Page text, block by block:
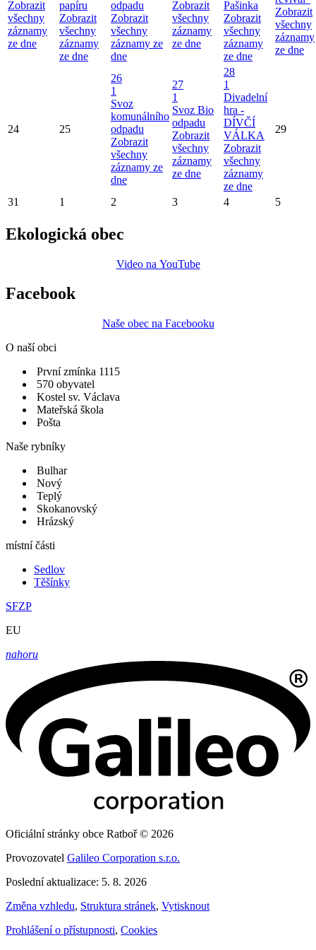
Zobrazit
všechny
záznamy
ze dne
papíru
Zobrazit
všechny
záznamy
ze dne
odpadu
Zobrazit
všechny
záznamy ze
dne
Zobrazit
všechny
záznamy
ze dne
Pašinka
Zobrazit
všechny
záznamy
ze dne
Zobrazit
všechny
záznamy
ze dne
24 25
26
1
Svoz
komunálního
odpadu
Zobrazit
všechny
záznamy ze
dne
27
1
Svoz Bio
odpadu
Zobrazit
všechny
záznamy
ze dne
28
1
Divadelní
hra -
DÍVČÍ
VÁLKA
Zobrazit
všechny
záznamy
ze dne
29
31 1 2 3 4 5
Ekologická obec
Video na YouTube
Facebook
Naše obec na Facebooku
O naší obci
První zmínka 1115
570 obyvatel
Kostel sv. Václava
Mateřská škola
Pošta
Naše rybníky
Bulhar
Nový
Teplý
Skokanovský
Hrázský
místní části
Sedlov
Těšínky
SFZP
EU
nahoru
Oficiální stránky obce Ratboř © 2026
Provozovatel Galileo Corporation s.r.o.
Poslední aktualizace: 5. 8. 2026
Změna vzhledu, Struktura stránek, Vytisknout
Prohlášení o přístupnosti, Cookies